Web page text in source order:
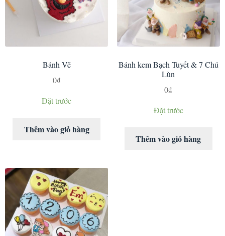
Bánh Vẽ
0₫
Đặt trước
Thêm vào giỏ hàng
Bánh kem Bạch Tuyết & 7 Chú
Lùn
0₫
Đặt trước
Thêm vào giỏ hàng